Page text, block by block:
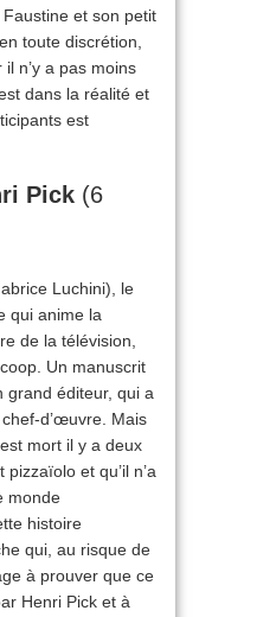
et son petit
toute discrétion,
n’y a pas moins
dans la réalité et
est
Pick (6
Luchini), le
qui anime la
de la télévision,
Un manuscrit
grand éditeur, qui a
d’œuvre. Mais
mort il y a deux
pizzaïolo et qu’il n’a
monde
histoire
qui, au risque de
à prouver que ce
Henri Pick et à